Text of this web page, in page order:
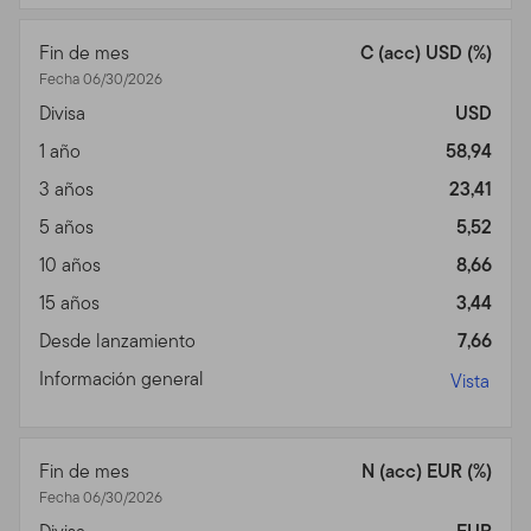
Fin de mes
Fecha 06/30/2026
C (acc) USD (%)
Divisa
USD
1 año
58,94
3 años
23,41
5 años
5,52
10 años
8,66
15 años
3,44
Desde lanzamiento
7,66
Información general
Vista
Fin de mes
Fecha 06/30/2026
N (acc) EUR (%)
"nosotros") –no está provisto por los fondos Franklin
Templeton (en adelante "Fondo(s)"). Franklin
Resources, Inc. [NYSE: BEN] es una organización global
Investments. A través de varias entidades, Franklin
Templeton Investments provee servicios de inversión,
de accionista y de distribución tanto globales como en
Franklin Mutual Series y a cuentas institucionales, al
igual que servicios de cuentas internacionales
separadas.
Información para ciertos
asesores profesionales e